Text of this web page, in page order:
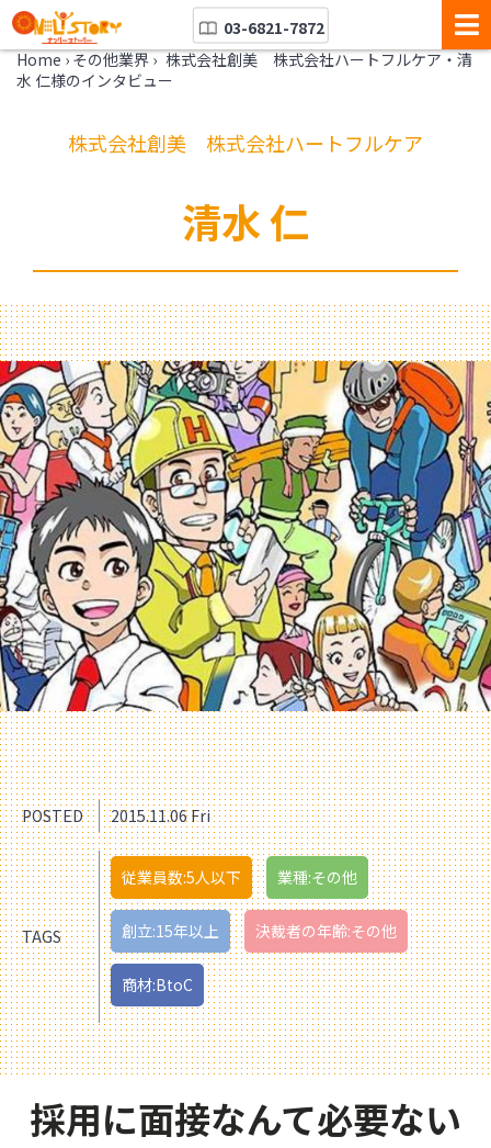
03-6821-7872
Home › その他業界 › 株式会社創美 株式会社ハートフルケア・清
水 仁様のインタビュー
株式会社創美 株式会社ハートフルケア
清水 仁
POSTED 2015.11.06 Fri
TAGS
従業員数:5人以下 業種:その他
創立:15年以上 決裁者の年齢:その他
商材:BtoC
採用に面接なんて必要ない